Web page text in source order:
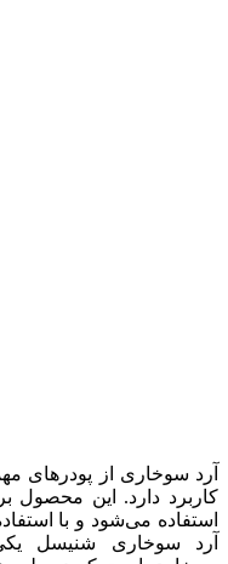
آرد سوخاری از پودرهای
کاربرد دارد. این محصول
استفاده می‌شود و با
آرد سوخاری شنیسل یکی